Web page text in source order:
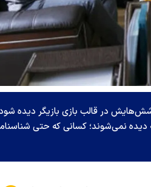
در قالب بازی بازیگر دیده
دیده نمی‌شوند؛ کسانی که حتی